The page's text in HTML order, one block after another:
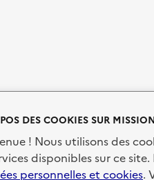
DES COOKIES SUR
! Nous utilisons des
disponibles sur ce
personnelles et cookies.